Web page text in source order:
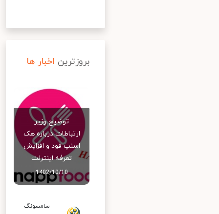
بروزترین اخبار ها
توضیح وزیر
ارتباطات درباره هک
اسنپ‌ فود و افزایش
تعرفه اینترنت
1402/10/10
سامسونگ